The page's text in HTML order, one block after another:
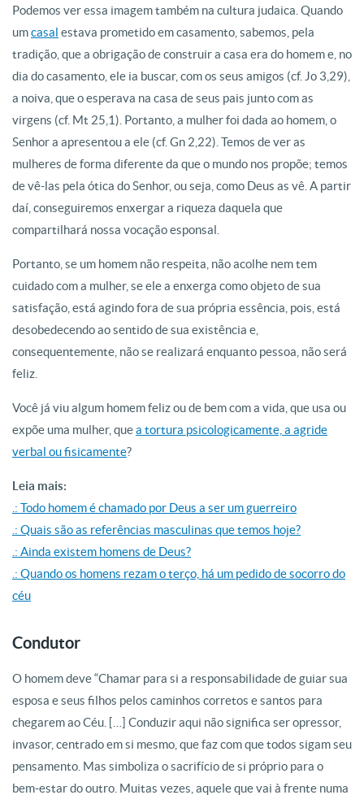
Podemos ver essa imagem também na cultura judaica. Quando
umcasal estava prometido em casamento, sabemos, pela
tradição, que a obrigação de construir a casa era do homem e, no
dia do casamento, ele ia buscar, com os seus amigos (cf. Jo 3,29),
a noiva, que o esperava na casa de seus pais junto com as
virgens (cf. Mt 25,1). Portanto, a mulher foi dada ao homem, o
Senhor a apresentou a ele (cf. Gn 2,22). Temos de ver as
mulheres de forma diferente da que o mundo nos propõe; temos
de vê-las pela ótica do Senhor, ou seja, como Deus as vê. A partir
daí, conseguiremos enxergar a riqueza daquela que
compartilhará nossa vocação esponsal.
Portanto, se um homem não respeita, não acolhe nem tem
cuidado com a mulher, se ele a enxerga como objeto de sua
satisfação, está agindo fora de sua própria essência, pois, está
desobedecendo ao sentido de sua existência e,
consequentemente, não se realizará enquanto pessoa, não será
feliz.
Você já viu algum homem feliz ou de bem com a vida, que usa ou
expõe uma mulher, quea tortura psicologicamente, a agride
verbal ou fisicamente?
Leia mais:
.: Todo homem é chamado por Deus a ser um guerreiro
.: Quais são as referências masculinas que temos hoje?
.: Ainda existem homens de Deus?
.: Quando os homens rezam o terço, há um pedido de socorro do
céu
Condutor
O homem deve “Chamar para si a responsabilidade de guiar sua
esposa e seus filhos pelos caminhos corretos e santos para
chegarem ao Céu. […] Conduzir aqui não significa ser opressor,
invasor, centrado em si mesmo, que faz com que todos sigam seu
pensamento. Mas simboliza o sacrifício de si próprio para o
bem-estar do outro. Muitas vezes, aquele que vai à frente numa